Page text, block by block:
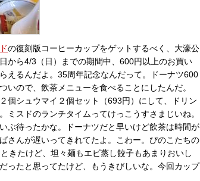
の復刻版コーヒーカップをゲットするべく、大濠公
から4/3（日）までの期間中、600円以上のお買い
えるんだよ。35周年記念なんだって。ドーナツ600
いので、飲茶メニューを食べることにしたんだ。
個シュウマイ２個セット（693円）にして、ドリン
ミスドのランチタイムってけっこうすさまじいね。
ぶ待ったかな。ドーナツだと早いけど飲茶は時間が
さんが遅いってきれてたよ。こわー。ぴのこたちの
きたけど、坦々麺もエビ蒸し餃子もあまりおいし
ったと思ってたけど、もうきびしいな。今回カップ